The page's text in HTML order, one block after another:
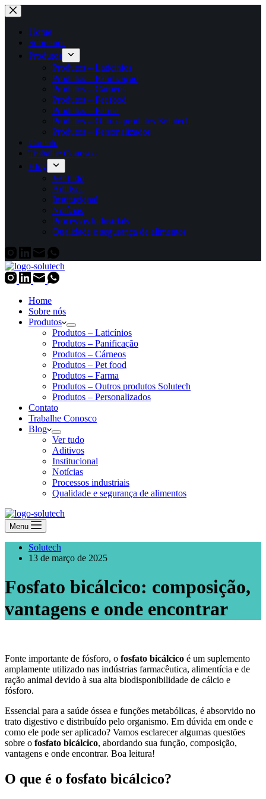
Pular
para
conteúdo
Home
Sobre nós
Produtos
Produtos – Laticínios
Produtos – Panificação
Produtos – Cárneos
Produtos – Pet food
Produtos – Farma
Produtos – Outros produtos Solutech
Produtos – Personalizados
Contato
Trabalhe Conosco
Blog
Ver tudo
Aditivos
Institucional
Notícias
Processos industriais
Qualidade e segurança de alimentos
Home
Sobre nós
Produtos
Produtos – Laticínios
Produtos – Panificação
Produtos – Cárneos
Produtos – Pet food
Produtos – Farma
Produtos – Outros produtos Solutech
Produtos – Personalizados
Contato
Trabalhe Conosco
Blog
Ver tudo
Aditivos
Institucional
Notícias
Processos industriais
Qualidade e segurança de alimentos
Menu
Solutech
13 de março de 2025
Fosfato bicálcico: composição,
vantagens e onde encontrar
Fonte importante de fósforo, o fosfato bicálcico é um suplemento
amplamente utilizado nas indústrias farmacêutica, alimentícia e de
ração animal devido à sua alta biodisponibilidade de cálcio e
fósforo.
Essencial para a saúde óssea e funções metabólicas, é absorvido no
trato digestivo e distribuído pelo organismo. Em dúvida em onde e
como ele pode ser aplicado? Vamos esclarecer algumas questões
sobre o fosfato bicálcico, abordando sua função, composição,
vantagens e onde encontrar. Boa leitura!
O que é o fosfato bicálcico?